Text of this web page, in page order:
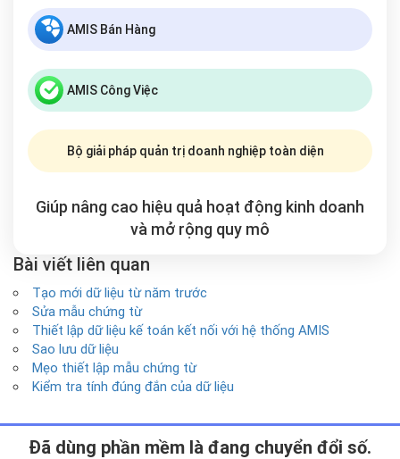
AMIS Bán Hàng
AMIS Công Việc
Bộ giải pháp quản trị doanh nghiệp toàn diện
Giúp nâng cao hiệu quả hoạt động kinh doanh
và mở rộng quy mô
Bài viết liên quan
Tạo mới dữ liệu từ năm trước
Sửa mẫu chứng từ
Thiết lập dữ liệu kế toán kết nối với hệ thống AMIS
Sao lưu dữ liệu
Mẹo thiết lập mẫu chứng từ
Kiểm tra tính đúng đắn của dữ liệu
Ðã dùng phần mềm là đang chuyển đổi số.